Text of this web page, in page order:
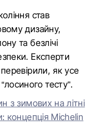
став
дизайну,
та безлічі
Експерти
як усе
тесту”.
з зимових на літні
концепція Michelin